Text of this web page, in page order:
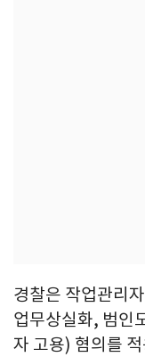
경찰은 작업관리
업무상실화, 범인
자 고용) 혐의를